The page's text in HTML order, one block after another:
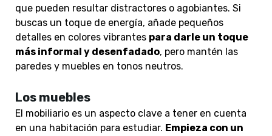
que pueden resultar distractores o agobiantes. Si
buscas un toque de energía, añade pequeños
detalles en colores vibrantes para darle un toque
más informal y desenfadado, pero mantén las
paredes y muebles en tonos neutros.
Los muebles
El mobiliario es un aspecto clave a tener en cuenta
en una habitación para estudiar. Empieza con un